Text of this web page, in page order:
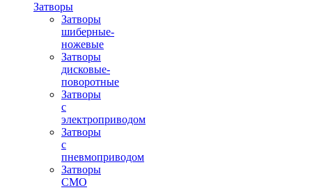
Затворы
Затворы
шиберные-
ножевые
Затворы
дисковые-
поворотные
Затворы
с
электроприводом
Затворы
с
пневмоприводом
Затворы
СМО